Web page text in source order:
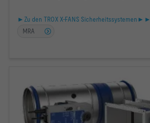
►Zu den TROX X-FANS Sicherheitssystemen►►
MRA